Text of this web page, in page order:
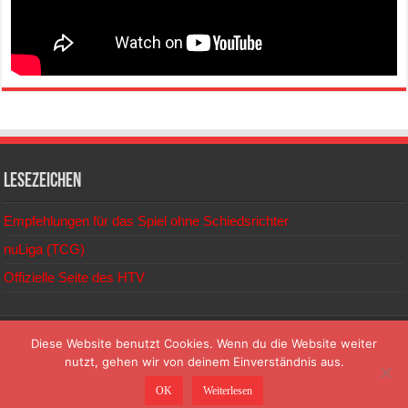
Lesezeichen
Empfehlungen für das Spiel ohne Schiedsrichter
nuLiga (TCG)
Offizielle Seite des HTV
© 2026
TC Gersprenztal Reinheim e.V. | Mühlstraße | 64354 Reinheim |
Diese Website benutzt Cookies. Wenn du die Website weiter
nutzt, gehen wir von deinem Einverständnis aus.
OK Weiterlesen